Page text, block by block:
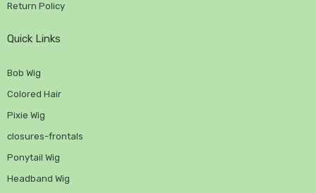
Return Policy
Quick Links
Bob Wig
Colored Hair
Pixie Wig
closures-frontals
Ponytail Wig
Headband Wig